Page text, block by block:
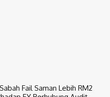
Fail Saman Lebih RM2